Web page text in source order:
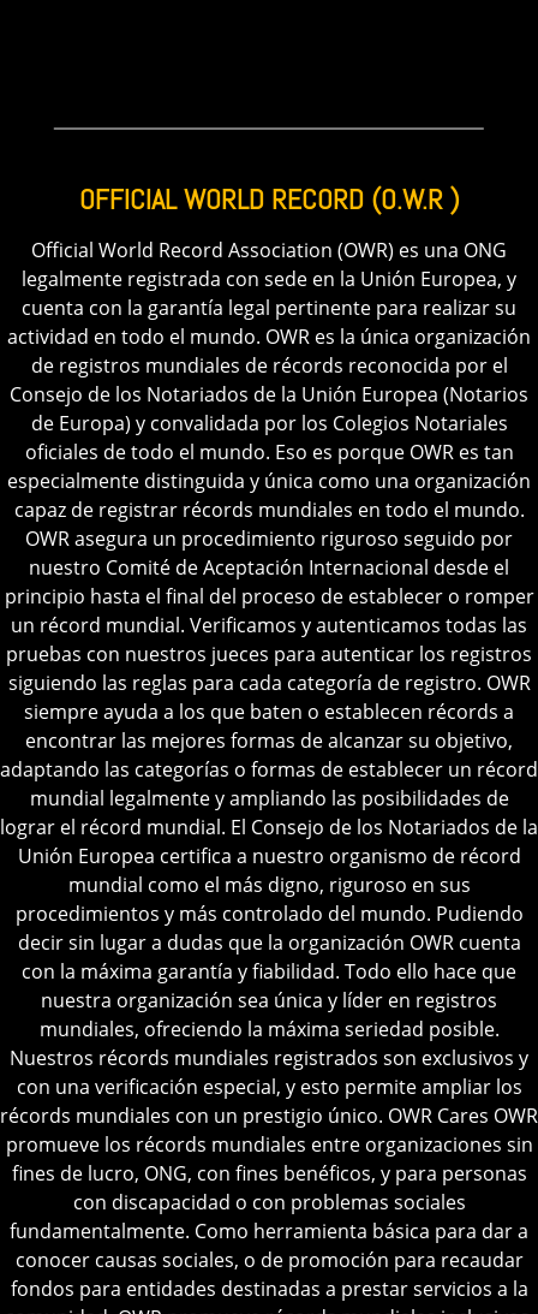
OFFICIAL WORLD RECORD (O.W.R )
Official World Record Association (OWR) es una ONG
legalmente registrada con sede en la Unión Europea, y
cuenta con la garantía legal pertinente para realizar su
actividad en todo el mundo. OWR es la única organización
de registros mundiales de récords reconocida por el
Consejo de los Notariados de la Unión Europea (Notarios
de Europa) y convalidada por los Colegios Notariales
oficiales de todo el mundo. Eso es porque OWR es tan
especialmente distinguida y única como una organización
capaz de registrar récords mundiales en todo el mundo.
OWR asegura un procedimiento riguroso seguido por
nuestro Comité de Aceptación Internacional desde el
principio hasta el final del proceso de establecer o romper
un récord mundial. Verificamos y autenticamos todas las
pruebas con nuestros jueces para autenticar los registros
siguiendo las reglas para cada categoría de registro. OWR
siempre ayuda a los que baten o establecen récords a
encontrar las mejores formas de alcanzar su objetivo,
adaptando las categorías o formas de establecer un récord
mundial legalmente y ampliando las posibilidades de
lograr el récord mundial. El Consejo de los Notariados de la
Unión Europea certifica a nuestro organismo de récord
mundial como el más digno, riguroso en sus
procedimientos y más controlado del mundo. Pudiendo
decir sin lugar a dudas que la organización OWR cuenta
con la máxima garantía y fiabilidad. Todo ello hace que
nuestra organización sea única y líder en registros
mundiales, ofreciendo la máxima seriedad posible.
Nuestros récords mundiales registrados son exclusivos y
con una verificación especial, y esto permite ampliar los
récords mundiales con un prestigio único. OWR Cares OWR
promueve los récords mundiales entre organizaciones sin
fines de lucro, ONG, con fines benéficos, y para personas
con discapacidad o con problemas sociales
fundamentalmente. Como herramienta básica para dar a
conocer causas sociales, o de promoción para recaudar
fondos para entidades destinadas a prestar servicios a la